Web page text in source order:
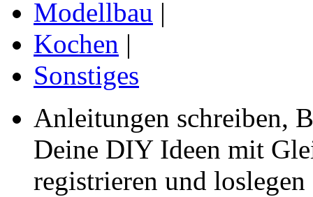
Modellbau |
Kochen |
Sonstiges
Anleitungen schreiben,
Deine DIY Ideen mit
registrieren und loslegen